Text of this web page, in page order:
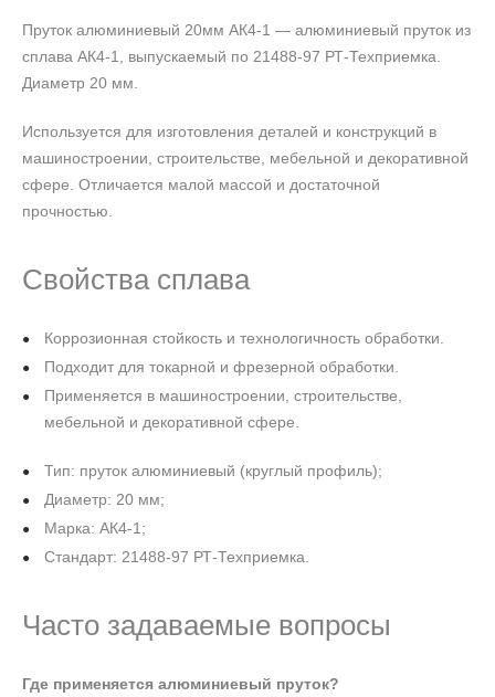
Пруток алюминиевый 20мм АК4-1 — алюминиевый пруток из
сплава АК4-1, выпускаемый по 21488-97 РТ-Техприемка.
Диаметр 20 мм.
Используется для изготовления деталей и конструкций в
машиностроении, строительстве, мебельной и декоративной
сфере. Отличается малой массой и достаточной
прочностью.
Свойства сплава
Коррозионная стойкость и технологичность обработки.
Подходит для токарной и фрезерной обработки.
Применяется в машиностроении, строительстве,
мебельной и декоративной сфере.
Тип: пруток алюминиевый (круглый профиль);
Диаметр: 20 мм;
Марка: АК4-1;
Стандарт: 21488-97 РТ-Техприемка.
Часто задаваемые вопросы
Где применяется алюминиевый пруток?